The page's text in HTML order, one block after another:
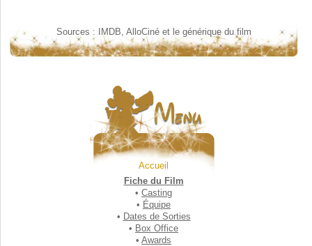
Sources : IMDB, AlloCiné et le générique du film
Accueil
Fiche du Film
•Casting
• Équipe
• Dates de Sorties
• Box Office
•Awards